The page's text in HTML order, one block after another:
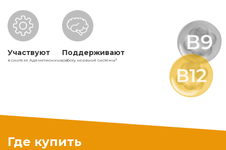
Участвуют
в синтезе Адеметионина
Поддерживают
работу нервной системы5
Где купить